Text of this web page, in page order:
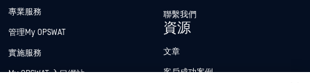
專業服務
管理My OPSWAT
實施服務
My OPSWAT 入口網站
聯繫我們
資源
文章
客戶成功案例